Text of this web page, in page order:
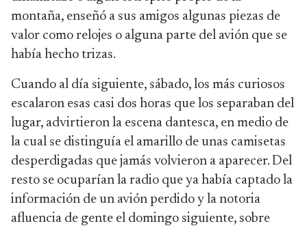
montaña, enseñó a sus amigos algunas piezas de
valor como relojes o alguna parte del avión que se
había hecho trizas.
Cuando al día siguiente, sábado, los más curiosos
escalaron esas casi dos horas que los separaban del
lugar, advirtieron la escena dantesca, en medio de
la cual se distinguía el amarillo de unas camisetas
desperdigadas que jamás volvieron a aparecer. Del
resto se ocuparían la radio que ya había captado la
información de un avión perdido y la notoria
afluencia de gente el domingo siguiente, sobre